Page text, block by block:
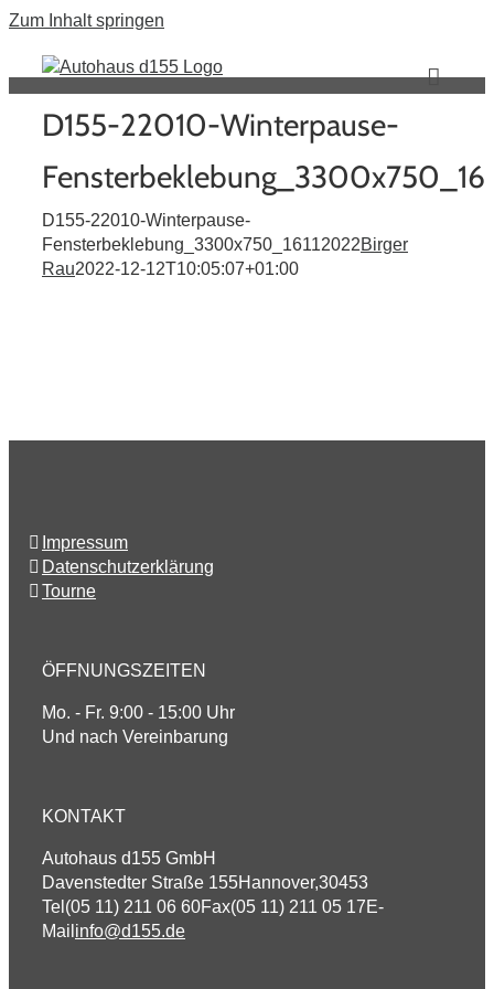
Zum Inhalt springen
D155-22010-Winterpause-
D155-22010-Winterpause-
Fensterbeklebung_3300x750_16112022Birger
Rau2022-12-12T10:05:07+01:00
Impressum
Datenschutzerklärung
Tourne
ÖFFNUNGSZEITEN
Mo. - Fr. 9:00 - 15:00 Uhr
Und nach Vereinbarung
KONTAKT
Autohaus d155 GmbH
Davenstedter Straße 155Hannover,30453
Tel (05 11) 211 06 60Fax(05 11) 211 05 17E-
Mail info@d155.de